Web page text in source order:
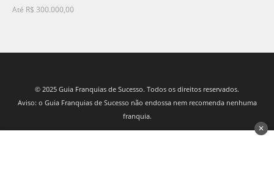
Até R$ 300.000,00
© 2025 Guia Franquias de Sucesso. Todos os direitos reservados.
Aviso: o Guia Franquias de Sucesso não endossa nem recomenda nenhuma
franquia.
✕